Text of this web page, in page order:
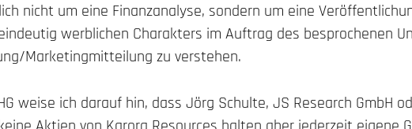
nicht um eine Finanzanalyse, sondern um eine
werblichen Charakters im Auftrag des besprochenen
Marketingmitteilung zu verstehen.
weise ich darauf hin, dass Jörg Schulte, JS Research GmbH